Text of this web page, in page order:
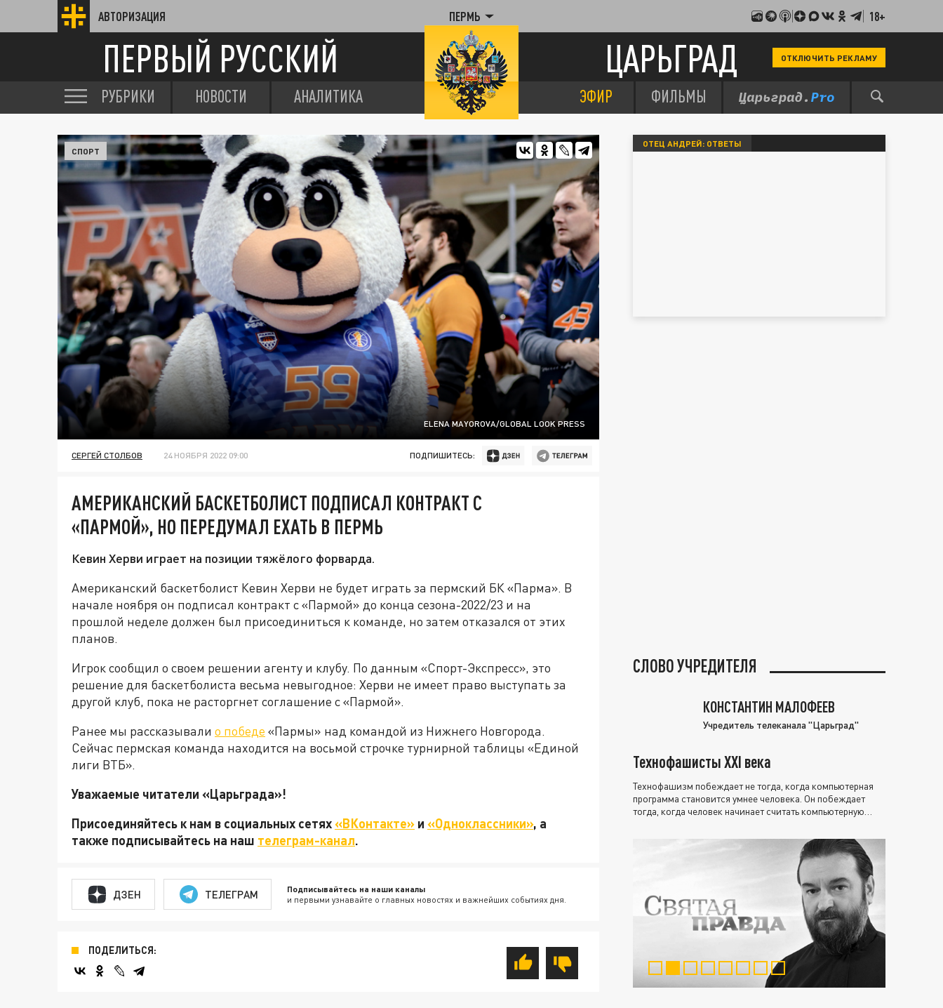
АВТОРИЗАЦИЯ ПЕРМЬ 18+
ПЕРВЫЙ РУССКИЙ ЦАРЬГРАД ОТКЛЮЧИТЬ РЕКЛАМУ
РУБРИКИ НОВОСТИ АНАЛИТИКА ЭФИР ФИЛЬМЫ
ELENA MAYOROVA/GLOBAL LOOK PRESS
СПОРТ
СЕРГЕЙ СТОЛБОВ 24 НОЯБРЯ 2022 09:00 ПОДПИШИТЕСЬ:
АМЕРИКАНСКИЙ БАСКЕТБОЛИСТ ПОДПИСАЛ КОНТРАКТ С
«ПАРМОЙ», НО ПЕРЕДУМАЛ ЕХАТЬ В ПЕРМЬ
Кевин Херви играет на позиции тяжёлого форварда.
Американский баскетболист Кевин Херви не будет играть за пермский БК «Парма». В
начале ноября он подписал контракт с «Пармой» до конца сезона-2022/23 и на
прошлой неделе должен был присоединиться к команде, но затем отказался от этих
планов.
Игрок сообщил о своем решении агенту и клубу. По данным «Спорт-Экспресс», это
решение для баскетболиста весьма невыгодное: Херви не имеет право выступать за
другой клуб, пока не расторгнет соглашение с «Пармой».
Ранее мы рассказывали о победе «Пармы» над командой из Нижнего Новгорода.
Сейчас пермская команда находится на восьмой строчке турнирной таблицы «Единой
лиги ВТБ».
Уважаемые читатели «Царьграда»!
Присоединяйтесь к нам в социальных сетях«ВКонтакте» и «Одноклассники», а
также подписывайтесь на наш телеграм-канал.
ДЗЕН ТЕЛЕГРАМ Подписывайтесь на наши каналы
и первыми узнавайте о главных новостях и важнейших событиях дня.
ПОДЕЛИТЬСЯ:
ОТЕЦ АНДРЕЙ: ОТВЕТЫ
СЛОВО УЧРЕДИТЕЛЯ
КОНСТАНТИН МАЛОФЕЕВ
Учредитель телеканала "Царьград"
Технофашисты XXI века
Технофашизм побеждает не тогда, когда компьютерная
программа становится умнее человека. Он побеждает
тогда, когда человек начинает считать компьютерную